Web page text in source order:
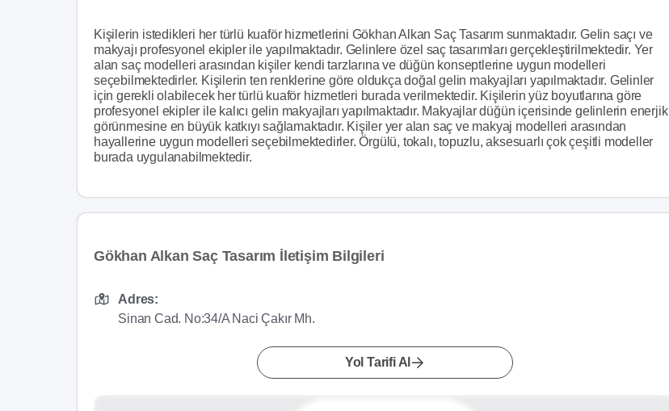
Kişilerin istedikleri her türlü kuaför hizmetlerini Gökhan Alkan Saç Tasarım sunmaktadır. Gelin saçı ve
makyajı profesyonel ekipler ile yapılmaktadır. Gelinlere özel saç tasarımları gerçekleştirilmektedir. Yer
alan saç modelleri arasından kişiler kendi tarzlarına ve düğün konseptlerine uygun modelleri
seçebilmektedirler. Kişilerin ten renklerine göre oldukça doğal gelin makyajları yapılmaktadır. Gelinler
için gerekli olabilecek her türlü kuaför hizmetleri burada verilmektedir. Kişilerin yüz boyutlarına göre
profesyonel ekipler ile kalıcı gelin makyajları yapılmaktadır. Makyajlar düğün içerisinde gelinlerin enerjik
görünmesine en büyük katkıyı sağlamaktadır. Kişiler yer alan saç ve makyaj modelleri arasından
hayallerine uygun modelleri seçebilmektedirler. Örgülü, tokalı, topuzlu, aksesuarlı çok çeşitli modeller
burada uygulanabilmektedir.
Gökhan Alkan Saç Tasarım İletişim Bilgileri
Adres:
Sinan Cad. No:34/A Naci Çakır Mh.
Yol Tarifi Al